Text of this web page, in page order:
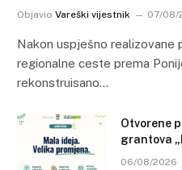
Objavio Vareški vijestnik 07/08/
Nakon uspješno realizovane
regionalne ceste prema
rekonstruisano…
Otvorene
grantova
06/08/2026